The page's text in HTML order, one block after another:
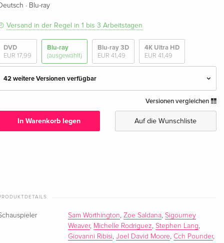
· Blu-ray
Versand in der Regel in 1 bis 3 Arbeitstagen
DVD
EUR 17,99
Blu-ray
(ausgewählt)
Blu-ray 3D
EUR 41,49
4K Ultra HD
EUR 41,49
42 weitere Versionen verfügbar
Deutsch
EUR 25,49
4K Ultra HD + 2 Blu-rays
EUR 46,99
Versionen vergleichen
In Warenkorb legen Auf die Wunschliste
Sam Worthington,Zoe Saldana,Sigourney
Weaver, Michelle Rodriguez,Stephen Lang,
Giovanni Ribisi,Joel David Moore,Cch Pounder,